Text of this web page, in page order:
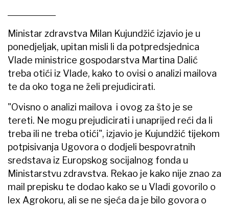
Ministar zdravstva Milan Kujundžić izjavio je u
ponedjeljak, upitan misli li da potpredsjednica
Vlade ministrice gospodarstva Martina Dalić
treba otići iz Vlade, kako to ovisi o analizi mailova
te da oko toga ne želi prejudicirati.
"Ovisno o analizi mailova i ovog za što je se
tereti. Ne mogu prejudicirati i unaprijed reći da li
treba ili ne treba otići", izjavio je Kujundžić tijekom
potpisivanja Ugovora o dodjeli bespovratnih
sredstava iz Europskog socijalnog fonda u
Ministarstvu zdravstva. Rekao je kako nije znao za
mail prepisku te dodao kako se u Vladi govorilo o
lex Agrokoru, ali se ne sjeća da je bilo govora o